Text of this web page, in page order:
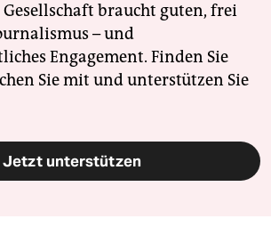
braucht guten, frei
– und
Engagement. Finden Sie
Sie mit und unterstützen Sie
Jetzt unterstützen